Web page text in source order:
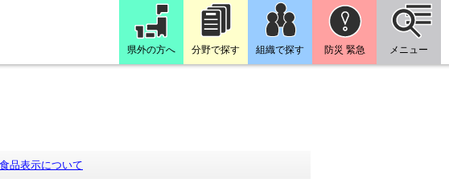
県外の方へ 分野で探す 組織で探す 防災 緊急 メニュー
食品表示について